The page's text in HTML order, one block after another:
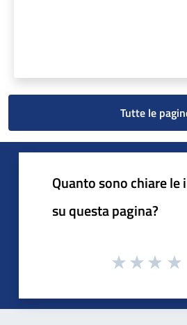
Tutte le
Quanto sono chiare
su questa pagina?